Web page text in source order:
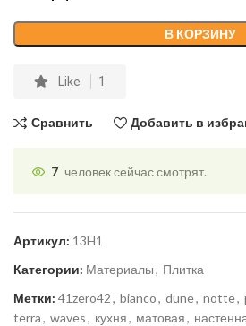
В КОРЗИНУ
Like 1
Сравнить Добавить в
7 человек сейчас смотрят.
Артикул: 13H1
Категории: Материалы, Плитка
Метки: 41zero42, bianco, dune, notte,
terra, waves, кухня, матовая,